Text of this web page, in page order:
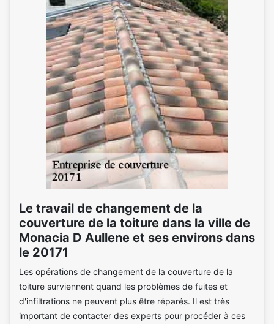
Le travail de changement de la
couverture de la toiture dans la ville de
Monacia D Aullene et ses environs dans
le 20171
Les opérations de changement de la couverture de la
toiture surviennent quand les problèmes de fuites et
d'infiltrations ne peuvent plus être réparés. Il est très
important de contacter des experts pour procéder à ces